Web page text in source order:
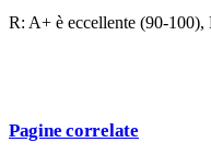
R: A+ è eccellente (90-
Pagine correlate